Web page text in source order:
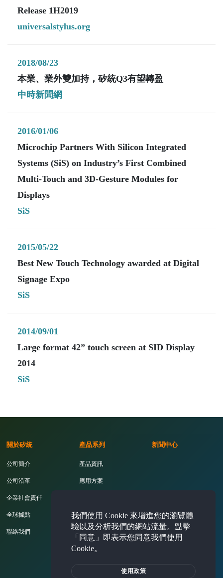
Release 1H2019
universalstylus.org
2018/08/23
本業、業外雙加持，矽統Q3有望轉盈
中時新聞網
2016/01/06
Microchip Partners With Silicon Integrated
Systems (SiS) on Industry’s First Combined
Multi-Touch and 3D-Gesture Modules for
Displays
SiS
2015/05/22
Best New Touch Technology awarded at Digital
Signage Expo
SiS
2014/09/01
Large format 42” touch screen at SID Display
2014
SiS
關於矽統
公司簡介
公司沿革
企業社會責任
全球據點
聯絡我們
產品系列
產品資訊
應用方案
新聞中心
我們使用 Cookie 來增進您的瀏覽體
驗以及分析我們的網站流量。點擊
「同意」即表示您同意我們使用
Cookie。
使用政策